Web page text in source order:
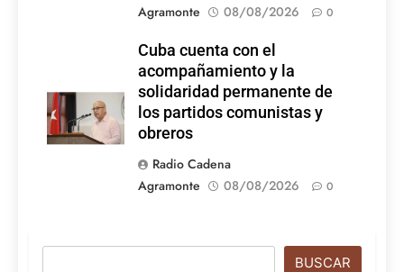
Agramonte
08/08/2026 0
Cuba cuenta con el
acompañamiento y la
solidaridad permanente de
los partidos comunistas y
obreros
Radio Cadena
Agramonte
08/08/2026 0
BUSCAR